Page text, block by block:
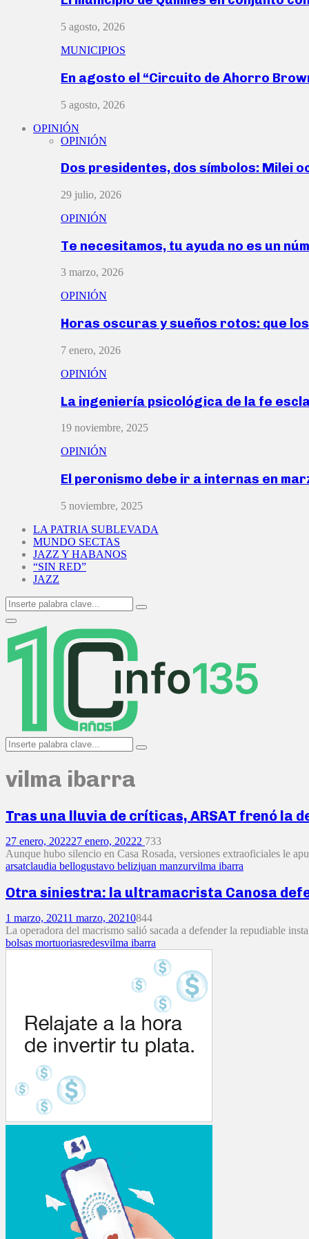
5 agosto, 2026
MUNICIPIOS
En agosto el “Circuito de Ahorro
5 agosto, 2026
OPINIÓN
OPINIÓN
Dos presidentes, dos símbolos: Milei
29 julio, 2026
OPINIÓN
Te necesitamos, tu ayuda no es un
3 marzo, 2026
OPINIÓN
Horas oscuras y sueños rotos: que
7 enero, 2026
OPINIÓN
La ingeniería psicológica de la fe
19 noviembre, 2025
OPINIÓN
El peronismo debe ir a internas en
5 noviembre, 2025
LA PATRIA SUBLEVADA
MUNDO SECTAS
JAZZ Y HABANOS
“SIN RED”
JAZZ
Search
for:
Search
Primary
Menu
Search
for:
Search
vilma ibarra
Tras una lluvia de críticas, ARSAT frenó la
27 enero, 202227 enero, 20222 733
Aunque hubo silencio en Casa Rosada, versiones extraoficiales le
arsatclaudia bellogustavo belizjuan manzurvilma ibarra
Otra siniestra: la ultramacrista Canosa
1 marzo, 20211 marzo, 20210844
La operadora del macrismo salió sacada a defender la repudiable
bolsas mortuoriasredesvilma ibarra